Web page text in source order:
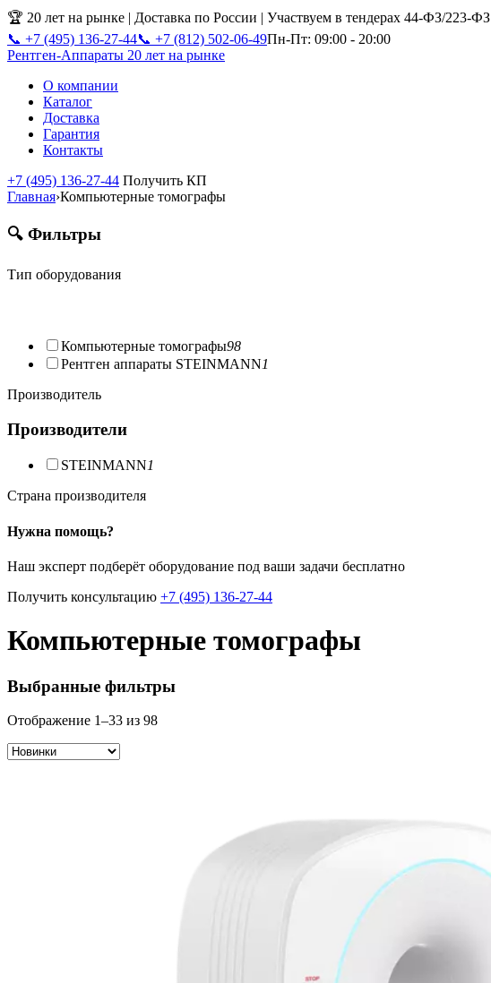
🏆 20 лет на рынке | Доставка по России | Участвуем в тендерах 44-ФЗ/223-ФЗ
📞 +7 (495) 136-27-44📞 +7 (812) 502-06-49Пн-Пт: 09:00 - 20:00
Рентген-Аппараты 20 лет на рынке
О компании
Каталог
Доставка
Гарантия
Контакты
+7 (495) 136-27-44 Получить КП
Главная›Компьютерные томографы
🔍 Фильтры
Тип оборудования
Компьютерные томографы98
Рентген аппараты STEINMANN1
Производитель
Производители
STEINMANN1
Страна производителя
Нужна помощь?
Наш эксперт подберёт оборудование под ваши задачи бесплатно
Получить консультацию +7 (495) 136-27-44
Компьютерные томографы
Выбранные фильтры
Отображение 1–33 из 98Сортировка: